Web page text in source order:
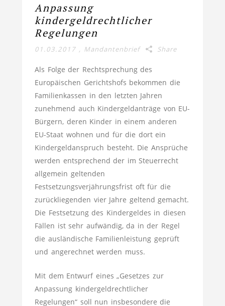
Anpassung
kindergeldrechtlicher
Regelungen
01.03.2017 , Mandantenbrief Share
Als Folge der Rechtsprechung des
Europäischen Gerichtshofs bekommen die
Familienkassen in den letzten Jahren
zunehmend auch Kindergeldanträge von EU-
Bürgern, deren Kinder in einem anderen
EU-Staat wohnen und für die dort ein
Kindergeldanspruch besteht. Die Ansprüche
werden entsprechend der im Steuerrecht
allgemein geltenden
Festsetzungsverjährungsfrist oft für die
zurückliegenden vier Jahre geltend gemacht.
Die Festsetzung des Kindergeldes in diesen
Fällen ist sehr aufwändig, da in der Regel
die ausländische Familienleistung geprüft
und angerechnet werden muss.
Mit dem Entwurf eines „Gesetzes zur
Anpassung kindergeldrechtlicher
Regelungen“ soll nun insbesondere die